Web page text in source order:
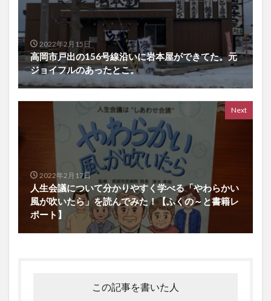
2022年2月15日
高岡市戸出の156号線沿いに岩本屋ができてた。元
ジョイフルのあったとこ。
Next
2022年2月17日
人生会議について分かりやすく学べる「やわらかい
風が吹いたら」を読んでみた！【ふくの～と書籍レ
ポート】
この記事を書いた人